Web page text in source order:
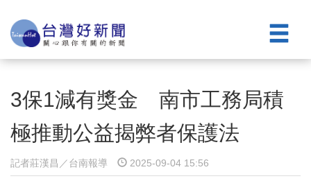
3保1減有獎金 南市工務局積
極推動公益揭弊者保護法
記者莊漢昌／台南報導 2025-09-04 15:56